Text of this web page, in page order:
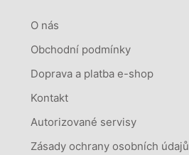
O nás
Obchodní podmínky
Doprava a platba e-shop
Kontakt
Autorizované servisy
Zásady ochrany osobních údajů